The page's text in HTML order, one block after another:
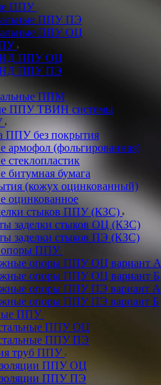
ППУ
ППУ ПЭ
ППУ ОЦ
ППУ ОЦ
ППУ ПЭ
ППМ
ППУ ТВИН системы
ППУ без покрытия
армофол (фольгированная)
стеклопластик
битумная бумага
(кожух оцинкованный)
оцинкованное
стыков ППУ (КЗС)
заделки стыков ОЦ (КЗС)
заделки стыков ПЭ (КЗС)
опоры ППУ
опоры ППУ ОЦ вариант А
опоры ППУ ОЦ вариант Б
опоры ППУ ПЭ вариант А
опоры ППУ ПЭ вариант Б
ППУ
ППУ ОЦ
ППУ ПЭ
труб ППУ
ППУ ОЦ
ППУ ПЭ